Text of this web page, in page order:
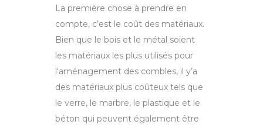
La première chose à prendre en
compte, c’est le coût des matériaux.
Bien que le bois et le métal soient
les matériaux les plus utilisés pour
l‘aménagement des combles, il y’a
des matériaux plus coûteux tels que
le verre, le marbre, le plastique et le
béton qui peuvent également être